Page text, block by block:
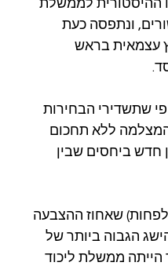
ההיסטורית לממשלת
ונתפסה כעת
מנגד, דוד בן-גוריון בן ה-83 בחר לרוץ עצמאית בראש
על פי שתשדירי הבחירות
המצלמה ללא תחכום
חדש ביחסים שבין
אחוז ההצבעה היה מרשים: 81.66%. זו הייתה הפעם האחרונה (עד לשנת 2026 לפחות) שאחוז ההצבעה
בניצחון מוחץ עם 56 מנדטים – ההישג הגבוה ביותר של
ה-15 בראשות גולדה מאיר הייתה ממשלת ליכוד